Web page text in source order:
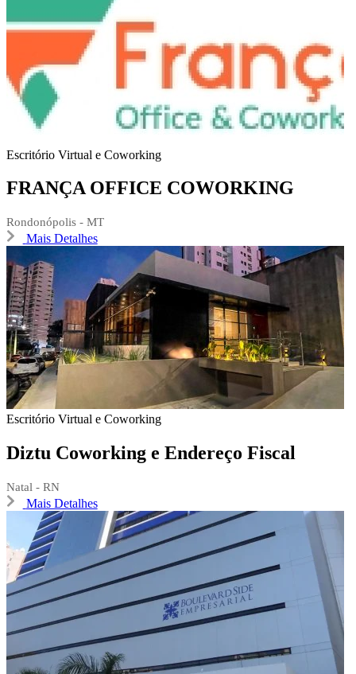
Escritório Virtual e Coworking
FRANÇA OFFICE COWORKING
Rondonópolis - MT
Mais Detalhes
Escritório Virtual e Coworking
Diztu Coworking e Endereço Fiscal
Natal - RN
Mais Detalhes